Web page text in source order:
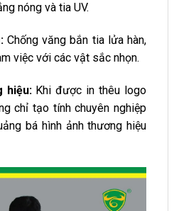
nóng và tia UV.
Chống văng bắn tia lửa hàn,
việc với các vật sắc nhọn.
hiệu:Khi được in thêu logo
chỉ tạo tính chuyên nghiệp
bá hình ảnh thương hiệu